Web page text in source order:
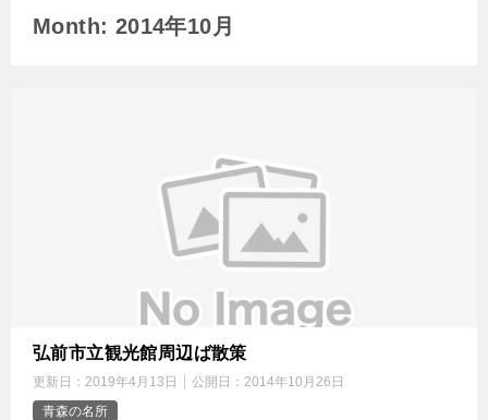
Month: 2014年10月
弘前市立観光館周辺ば散策
更新日： 2019年4月13日 公開日： 2014年10月26日
青森の名所